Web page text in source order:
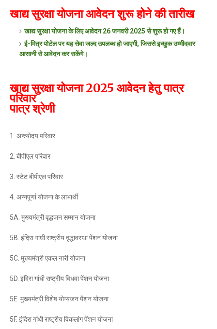
खाद्य सुरक्षा योजना आवेदन शुरू होने की तारीख
खाद्य सुरक्षा योजना के लिए आवेदन 26 जनवरी 2025 से शुरू हो गए हैं।
ई-मित्र पोर्टल पर यह सेवा जल्द उपलब्ध हो जाएगी, जिससे इच्छुक उम्मीदवार
आसानी से आवेदन कर सकेंगे।
खाद्य सुरक्षा योजना 2025 आवेदन हेतु पात्र
परिवार
पात्र श्रेणी
1. अन्त्योदय परिवार
2. बीपीएल परिवार
3. स्टेट बीपीएल परिवार
4. अन्नपूर्णा योजना के लाभार्थी
5A. मुख्यमंत्री वृद्धजन सम्मान योजना
5B. इंदिरा गांधी राष्ट्रीय वृद्धावस्था पेंशन योजना
5C. मुख्यमंत्री एकल नारी योजना
5D. इंदिरा गांधी राष्ट्रीय विधवा पेंशन योजना
5E. मुख्यमंत्री विशेष योग्यजन पेंशन योजना
5F. इंदिरा गांधी राष्ट्रीय विकलांग पेंशन योजना